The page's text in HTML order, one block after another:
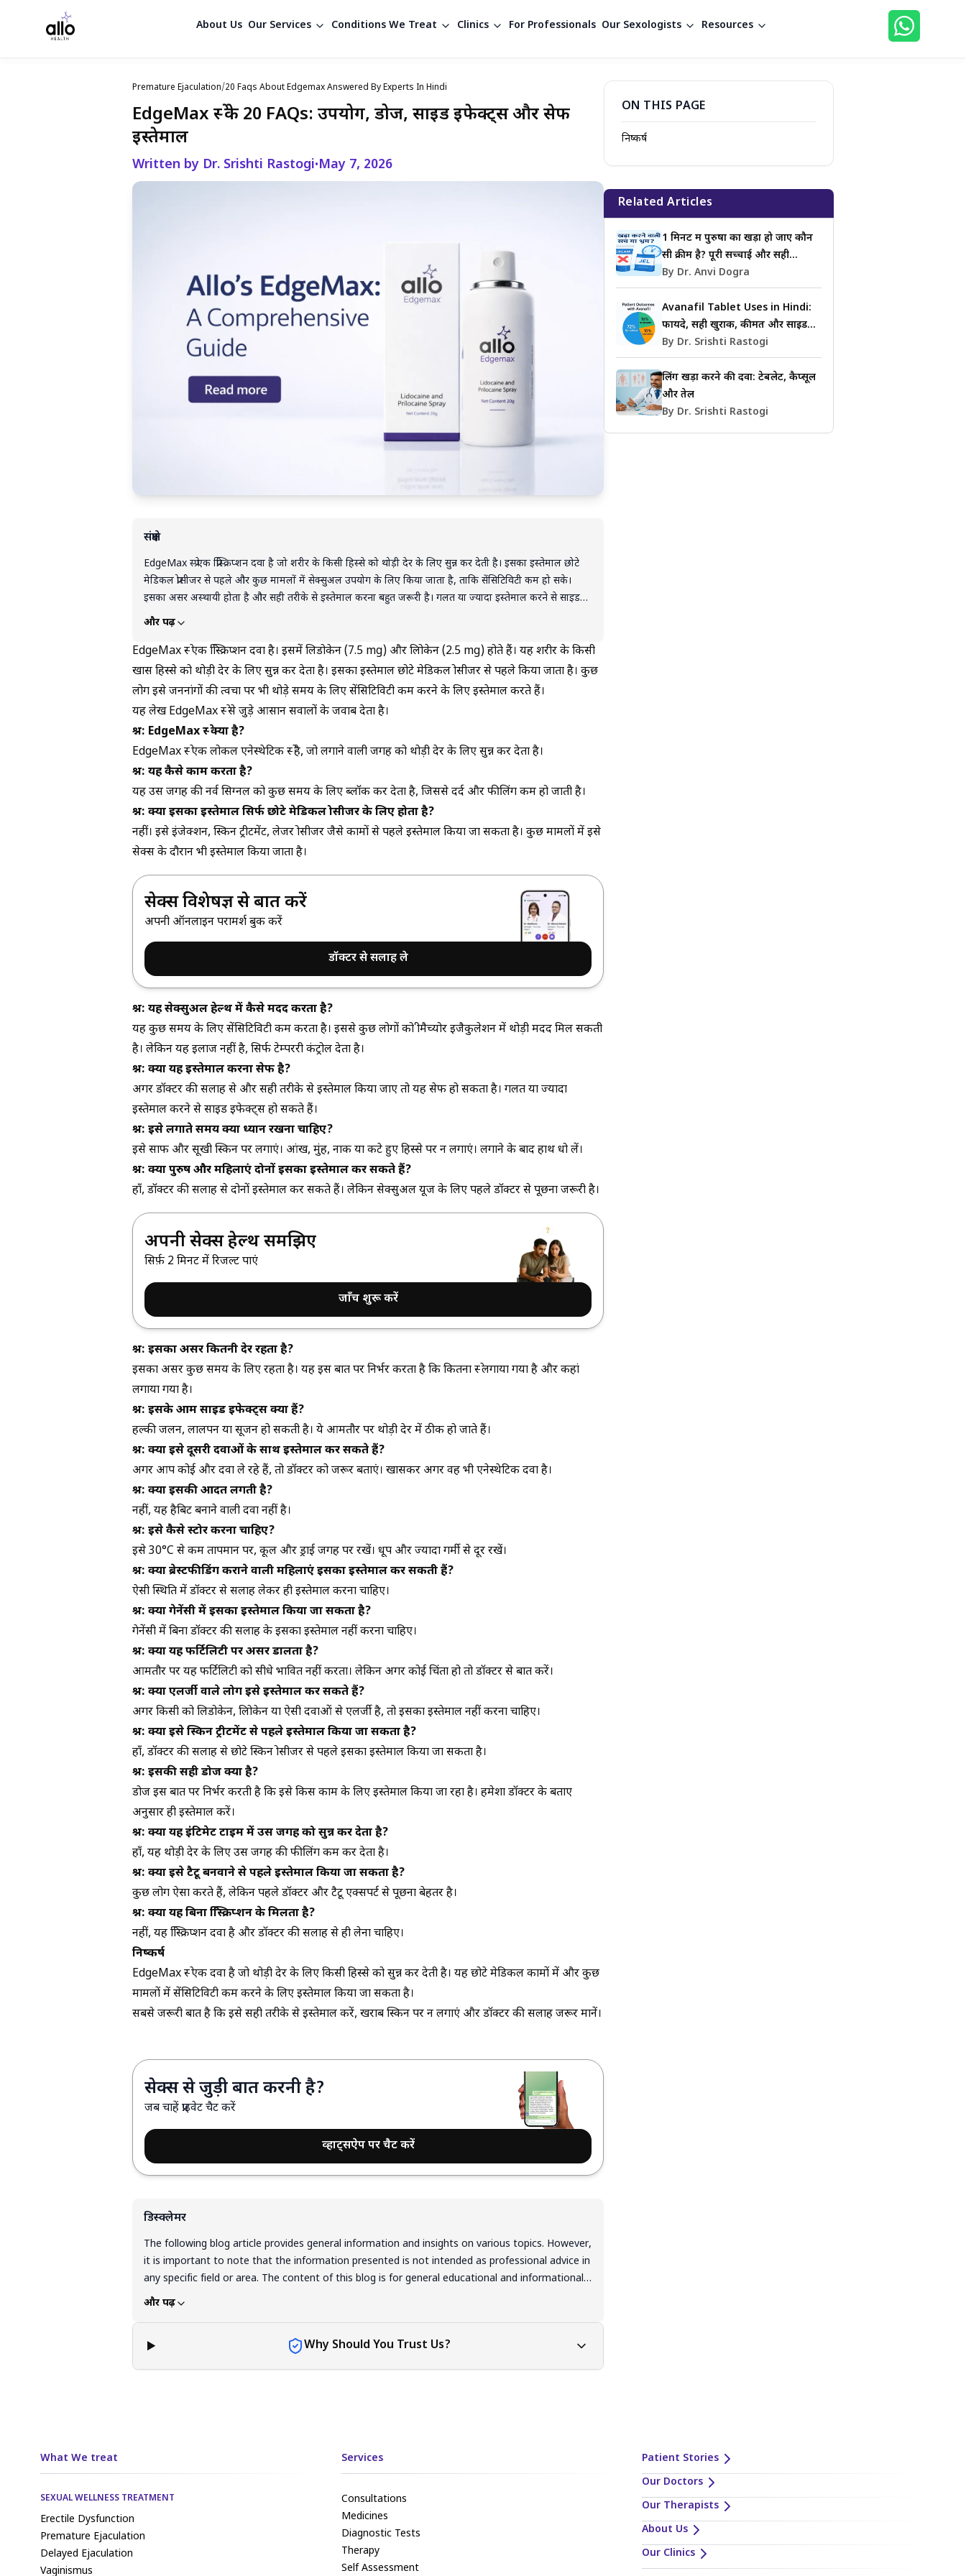
About Us Our Services Conditions We Treat Clinics For Professionals Our Sexologists Resources
Premature Ejaculation/20 Faqs About Edgemax Answered By Experts In Hindi
EdgeMax स्प्रे के 20 FAQs: उपयोग, डोज, साइड इफेक्ट्स और सेफ
इस्तेमाल
Written by Dr. Srishti Rastogi•May 7, 2026
संक्षेप
EdgeMax स्प्रे एक प्रिस्क्रिप्शन दवा है जो शरीर के किसी हिस्से को थोड़ी देर के लिए सुन्न कर देती है। इसका इस्तेमाल छोटे
मेडिकल प्रोसीजर से पहले और कुछ मामलों में सेक्सुअल उपयोग के लिए किया जाता है, ताकि सेंसिटिविटी कम हो सके।
इसका असर अस्थायी होता है और सही तरीके से इस्तेमाल करना बहुत जरूरी है। गलत या ज्यादा इस्तेमाल करने से साइड
इफेक्ट्स हो सकते हैं, इसलिए इसे हमेशा डॉक्टर की सलाह से ही इस्तेमाल करना चाहिए।
और पढ़ें
EdgeMax स्प्रे एक प्रिस्क्रिप्शन दवा है। इसमें लिडोकेन (7.5 mg) और प्रिलोकेन (2.5 mg) होते हैं। यह शरीर के किसी
खास हिस्से को थोड़ी देर के लिए सुन्न कर देता है। इसका इस्तेमाल छोटे मेडिकल प्रोसीजर से पहले किया जाता है। कुछ
लोग इसे जननांगों की त्वचा पर भी थोड़े समय के लिए सेंसिटिविटी कम करने के लिए इस्तेमाल करते हैं।
यह लेख EdgeMax स्प्रे से जुड़े आसान सवालों के जवाब देता है।
प्रश्न: EdgeMax स्प्रे क्या है?
EdgeMax स्प्रे एक लोकल एनेस्थेटिक स्प्रे है, जो लगाने वाली जगह को थोड़ी देर के लिए सुन्न कर देता है।
प्रश्न: यह कैसे काम करता है?
यह उस जगह की नर्व सिग्नल को कुछ समय के लिए ब्लॉक कर देता है, जिससे दर्द और फीलिंग कम हो जाती है।
प्रश्न: क्या इसका इस्तेमाल सिर्फ छोटे मेडिकल प्रोसीजर के लिए होता है?
नहीं। इसे इंजेक्शन, स्किन ट्रीटमेंट, लेजर प्रोसीजर जैसे कामों से पहले इस्तेमाल किया जा सकता है। कुछ मामलों में इसे
सेक्स के दौरान भी इस्तेमाल किया जाता है।
सेक्स विशेषज्ञ से बात करें
अपनी ऑनलाइन परामर्श बुक करें
डॉक्टर से सलाह ले
प्रश्न: यह सेक्सुअल हेल्थ में कैसे मदद करता है?
यह कुछ समय के लिए सेंसिटिविटी कम करता है। इससे कुछ लोगों को प्रीमैच्योर इजैकुलेशन में थोड़ी मदद मिल सकती
है। लेकिन यह इलाज नहीं है, सिर्फ टेम्पररी कंट्रोल देता है।
प्रश्न: क्या यह इस्तेमाल करना सेफ है?
अगर डॉक्टर की सलाह से और सही तरीके से इस्तेमाल किया जाए तो यह सेफ हो सकता है। गलत या ज्यादा
इस्तेमाल करने से साइड इफेक्ट्स हो सकते हैं।
प्रश्न: इसे लगाते समय क्या ध्यान रखना चाहिए?
इसे साफ और सूखी स्किन पर लगाएं। आंख, मुंह, नाक या कटे हुए हिस्से पर न लगाएं। लगाने के बाद हाथ धो लें।
प्रश्न: क्या पुरुष और महिलाएं दोनों इसका इस्तेमाल कर सकते हैं?
हाँ, डॉक्टर की सलाह से दोनों इस्तेमाल कर सकते हैं। लेकिन सेक्सुअल यूज के लिए पहले डॉक्टर से पूछना जरूरी है।
अपनी सेक्स हेल्थ समझिए
सिर्फ़ 2 मिनट में रिजल्ट पाएं
जाँच शुरू करें
प्रश्न: इसका असर कितनी देर रहता है?
इसका असर कुछ समय के लिए रहता है। यह इस बात पर निर्भर करता है कि कितना स्प्रे लगाया गया है और कहां
लगाया गया है।
प्रश्न: इसके आम साइड इफेक्ट्स क्या हैं?
हल्की जलन, लालपन या सूजन हो सकती है। ये आमतौर पर थोड़ी देर में ठीक हो जाते हैं।
प्रश्न: क्या इसे दूसरी दवाओं के साथ इस्तेमाल कर सकते हैं?
अगर आप कोई और दवा ले रहे हैं, तो डॉक्टर को जरूर बताएं। खासकर अगर वह भी एनेस्थेटिक दवा है।
प्रश्न: क्या इसकी आदत लगती है?
नहीं, यह हैबिट बनाने वाली दवा नहीं है।
प्रश्न: इसे कैसे स्टोर करना चाहिए?
इसे 30°C से कम तापमान पर, कूल और ड्राई जगह पर रखें। धूप और ज्यादा गर्मी से दूर रखें।
प्रश्न: क्या ब्रेस्टफीडिंग कराने वाली महिलाएं इसका इस्तेमाल कर सकती हैं?
ऐसी स्थिति में डॉक्टर से सलाह लेकर ही इस्तेमाल करना चाहिए।
प्रश्न: क्या प्रेगनेंसी में इसका इस्तेमाल किया जा सकता है?
प्रेगनेंसी में बिना डॉक्टर की सलाह के इसका इस्तेमाल नहीं करना चाहिए।
प्रश्न: क्या यह फर्टिलिटी पर असर डालता है?
आमतौर पर यह फर्टिलिटी को सीधे प्रभावित नहीं करता। लेकिन अगर कोई चिंता हो तो डॉक्टर से बात करें।
प्रश्न: क्या एलर्जी वाले लोग इसे इस्तेमाल कर सकते हैं?
अगर किसी को लिडोकेन, प्रिलोकेन या ऐसी दवाओं से एलर्जी है, तो इसका इस्तेमाल नहीं करना चाहिए।
प्रश्न: क्या इसे स्किन ट्रीटमेंट से पहले इस्तेमाल किया जा सकता है?
हाँ, डॉक्टर की सलाह से छोटे स्किन प्रोसीजर से पहले इसका इस्तेमाल किया जा सकता है।
प्रश्न: इसकी सही डोज क्या है?
डोज इस बात पर निर्भर करती है कि इसे किस काम के लिए इस्तेमाल किया जा रहा है। हमेशा डॉक्टर के बताए
अनुसार ही इस्तेमाल करें।
प्रश्न: क्या यह इंटिमेट टाइम में उस जगह को सुन्न कर देता है?
हाँ, यह थोड़ी देर के लिए उस जगह की फीलिंग कम कर देता है।
प्रश्न: क्या इसे टैटू बनवाने से पहले इस्तेमाल किया जा सकता है?
कुछ लोग ऐसा करते हैं, लेकिन पहले डॉक्टर और टैटू एक्सपर्ट से पूछना बेहतर है।
प्रश्न: क्या यह बिना प्रिस्क्रिप्शन के मिलता है?
नहीं, यह प्रिस्क्रिप्शन दवा है और डॉक्टर की सलाह से ही लेना चाहिए।
निष्कर्ष
EdgeMax स्प्रे एक दवा है जो थोड़ी देर के लिए किसी हिस्से को सुन्न कर देती है। यह छोटे मेडिकल कामों में और कुछ
मामलों में सेंसिटिविटी कम करने के लिए इस्तेमाल किया जा सकता है।
सबसे जरूरी बात है कि इसे सही तरीके से इस्तेमाल करें, खराब स्किन पर न लगाएं और डॉक्टर की सलाह जरूर मानें।
सेक्स से जुड़ी बात करनी है?
जब चाहें प्राइवेट चैट करें
व्हाट्सऐप पर चैट करें
डिस्क्लेमर
The following blog article provides general information and insights on various topics. However,
it is important to note that the information presented is not intended as professional advice in
any specific field or area. The content of this blog is for general educational and informational
purposes only. The content should not be interpreted as endorsement, recommendation, or
essential to exercise individual judgment, critical thinking, and personal responsibility when
और पढ़ें
Why Should You Trust Us?
ON THIS PAGE
निष्कर्ष
Related Articles
1 मिनट में पुरुषों का खड़ा हो जाए कौन
सी क्रीम है? पूरी सच्चाई और सही
जानकारी
By Dr. Anvi Dogra
Avanafil Tablet Uses in Hindi:
फायदे, सही खुराक, कीमत और साइड
इफेक्ट्स की जानकारी
By Dr. Srishti Rastogi
लिंग खड़ा करने की दवा: टेबलेट, कैप्सूल
और तेल
By Dr. Srishti Rastogi
What We treat
SEXUAL WELLNESS TREATMENT
Erectile Dysfunction
Premature Ejaculation
Delayed Ejaculation
Vaginismus
Services
Consultations
Medicines
Diagnostic Tests
Therapy
Self Assessment
Patient Stories
Our Doctors
Our Therapists
About Us
Our Clinics